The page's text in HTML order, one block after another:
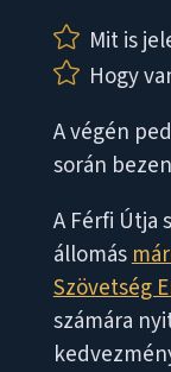
 Mit is
 Hogy
A végén
során
A Férfi Útja
állomás
Szövetség
számára